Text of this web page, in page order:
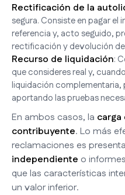
Rectificación de la
segura. Consiste en pagar el
referencia y, acto seguido,
rectificación y devolución
Recurso de liquidación:
que consideres real y,
liquidación complementaria,
aportando las pruebas
En ambos casos, la
contribuyente. Lo más
reclamaciones es
independiente o
que las características
un valor inferior.